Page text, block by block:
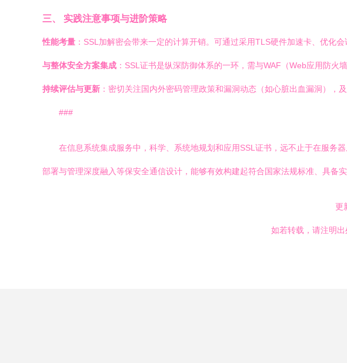
三、 实践注意事项与进阶策略
性能考量 ：SSL加解密会带来一定的计算开销。可通过采用TLS硬件加速卡、优化
与整体安全方案集成 ：SSL证书是纵深防御体系的一环，需与WAF（Web应用防火
持续评估与更新 ：密切关注国内外密码管理政策和漏洞动态（如心脏出血漏洞），
###
在信息系统集成服务中，科学、系统地规划和应用SSL证书，远不止于在服务
部署与管理深度融入等保安全通信设计，能够有效构建起符合国家法规标准、具备
更
如若转载，请注明